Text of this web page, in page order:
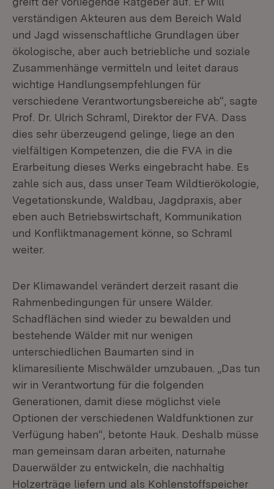
verständigen Akteuren aus dem Bereich Wald
und Jagd wissenschaftliche Grundlagen über
ökologische, aber auch betriebliche und soziale
Zusammenhänge vermitteln und leitet daraus
wichtige Handlungsempfehlungen für
verschiedene Verantwortungsbereiche ab“, sagte
Prof. Dr. Ulrich Schraml, Direktor der FVA. Dass
dies sehr überzeugend gelinge, liege an den
vielfältigen Kompetenzen, die die FVA in die
Erarbeitung dieses Werks eingebracht habe. Es
zahle sich aus, dass unser Team Wildtierökologie,
Vegetationskunde, Waldbau, Jagdpraxis, aber
eben auch Betriebswirtschaft, Kommunikation
und Konfliktmanagement könne, so Schraml
weiter.
Der Klimawandel verändert derzeit rasant die
Rahmenbedingungen für unsere Wälder.
Schadflächen sind wieder zu bewalden und
bestehende Wälder mit nur wenigen
unterschiedlichen Baumarten sind in
klimaresiliente Mischwälder umzubauen. „Das tun
wir in Verantwortung für die folgenden
Generationen, damit diese möglichst viele
Optionen der verschiedenen Waldfunktionen zur
Verfügung haben“, betonte Hauk. Deshalb müsse
man gemeinsam daran arbeiten, naturnahe
Dauerwälder zu entwickeln, die nachhaltig
Holzerträge liefern und als Kohlenstoffspeicher